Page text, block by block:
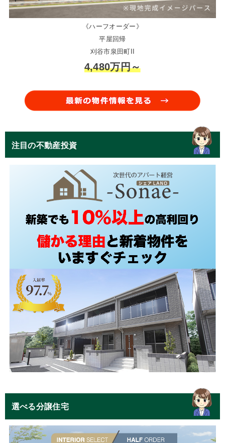
《ハーフオーダー》
平屋回帰
刈谷市泉田町II
4,480万円～
注目の不動産投資
選べる分譲住宅